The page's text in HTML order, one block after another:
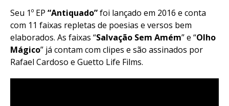
Seu 1º EP “Antiquado”foi lançado em 2016 e conta
com 11 faixas repletas de poesias e versos bem
elaborados. As faixas “Salvação Sem Amém” e “Olho
Mágico” já contam com clipes e são assinados por
Rafael Cardoso e Guetto Life Films.